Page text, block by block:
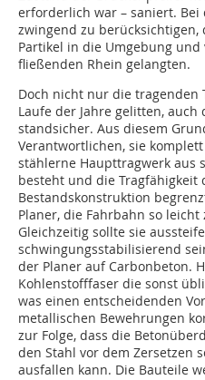
erforderlich war – saniert.
zwingend zu berücksichtigen,
Partikel in die Umgebung
fließenden Rhein gelangten.
Doch nicht nur die tragenden
Laufe der Jahre gelitten,
standsicher. Aus diesem
Verantwortlichen, sie
stählerne Haupttragwerk aus
besteht und die Tragfähigkeit
Bestandskonstruktion
Planer, die Fahrbahn so
Gleichzeitig sollte sie
schwingungsstabilisierend
der Planer auf Carbonbeton.
Kohlenstofffaser die sonst
was einen entscheidenden
metallischen Bewehrungen
zur Folge, dass die
den Stahl vor dem Zersetzen
ausfallen kann. Die Bauteile